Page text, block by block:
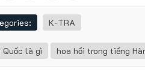
K-TRA
Quốc là gì hoa hồi trong tiếng